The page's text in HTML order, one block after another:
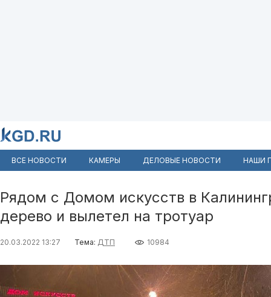
ВСЕ НОВОСТИ КАМЕРЫ ДЕЛОВЫЕ НОВОСТИ НАШИ
Рядом с Домом искусств в
дерево и вылетел на тротуар
20.03.2022 13:27 Тема: ДТП 10984